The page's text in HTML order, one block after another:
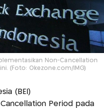
Non-Cancellation
(Foto: Okezone.com/IMG)
(BEI)
Period pada